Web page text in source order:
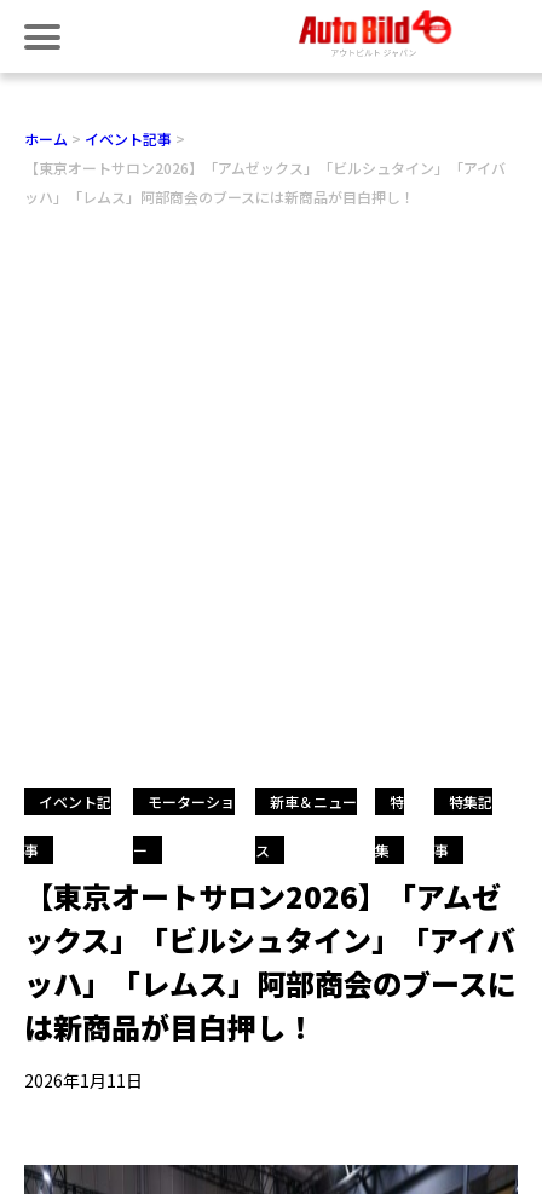
ホーム
イベント記事
【東京オートサロン2026】「アムゼックス」「ビルシュタイン」「アイバ
ッハ」「レムス」阿部商会のブースには新商品が目白押し！
イベント記
事
モーターショ
ー
新車＆ニュー
ス
特
集
特集記
事
【東京オートサロン2026】「アムゼ
ックス」「ビルシュタイン」「アイバ
ッハ」「レムス」阿部商会のブースに
は新商品が目白押し！
2026年1月11日